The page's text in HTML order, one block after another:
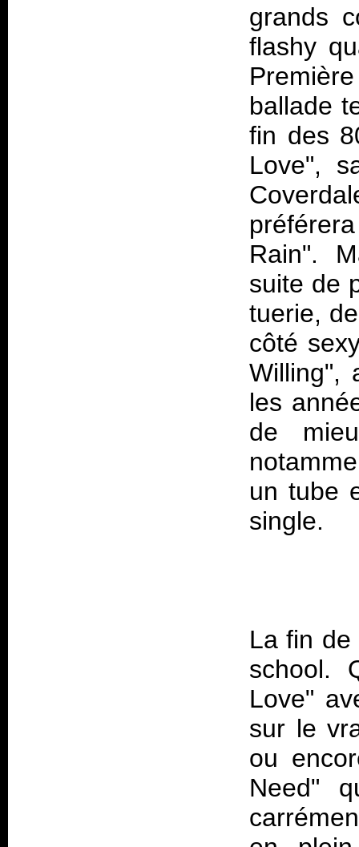
grands
flashy
ballade
fin des
Love",
Rain".
suite de
tuerie,
côté
Willing",
les
de
un tube
La fin de
school.
Love"
sur le
ou
Need"